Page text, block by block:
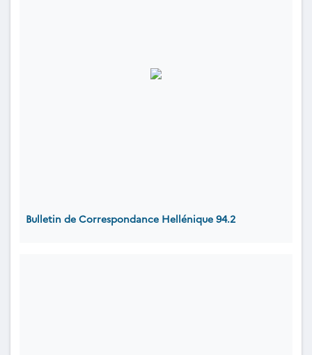
Bulletin de Correspondance Hellénique 94.2